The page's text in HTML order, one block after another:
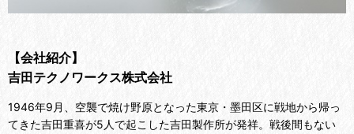
【会社紹介】
吉田テクノワークス株式会社
1946年9月、空襲で焼け野原となった東京・墨田区に戦地から帰っ
てきた吉田重喜が5人で起こした吉田製作所が発祥。戦後間もない